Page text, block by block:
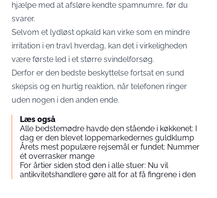
hjælpe med at afsløre kendte spamnumre, før du
svarer.
Selvom et lydløst opkald kan virke som en mindre
irritation i en travl hverdag, kan det i virkeligheden
være første led i et større svindelforsøg.
Derfor er den bedste beskyttelse fortsat en sund
skepsis og en hurtig reaktion, når telefonen ringer
uden nogen i den anden ende.
Læs også
Alle bedstemødre havde den stående i køkkenet: I
dag er den blevet loppemarkedernes guldklump
Årets mest populære rejsemål er fundet: Nummer
ét overrasker mange
For årtier siden stod den i alle stuer: Nu vil
antikvitetshandlere gøre alt for at få fingrene i den